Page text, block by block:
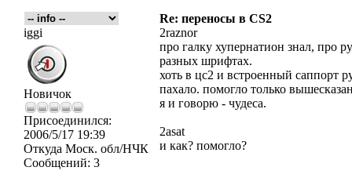
Re: переносы в CS2
iggi
Новичок
Присоединился:
2006/5/17 19:39
Откуда Моск. обл/НЧК
Сообщений: 3
2raznor
про галку хупернатион знал, про
разных шрифтах.
хоть в цс2 и встроенный саппорт
пахало. помогло только
я и говорю - чудеса.
2asat
и как? помогло?